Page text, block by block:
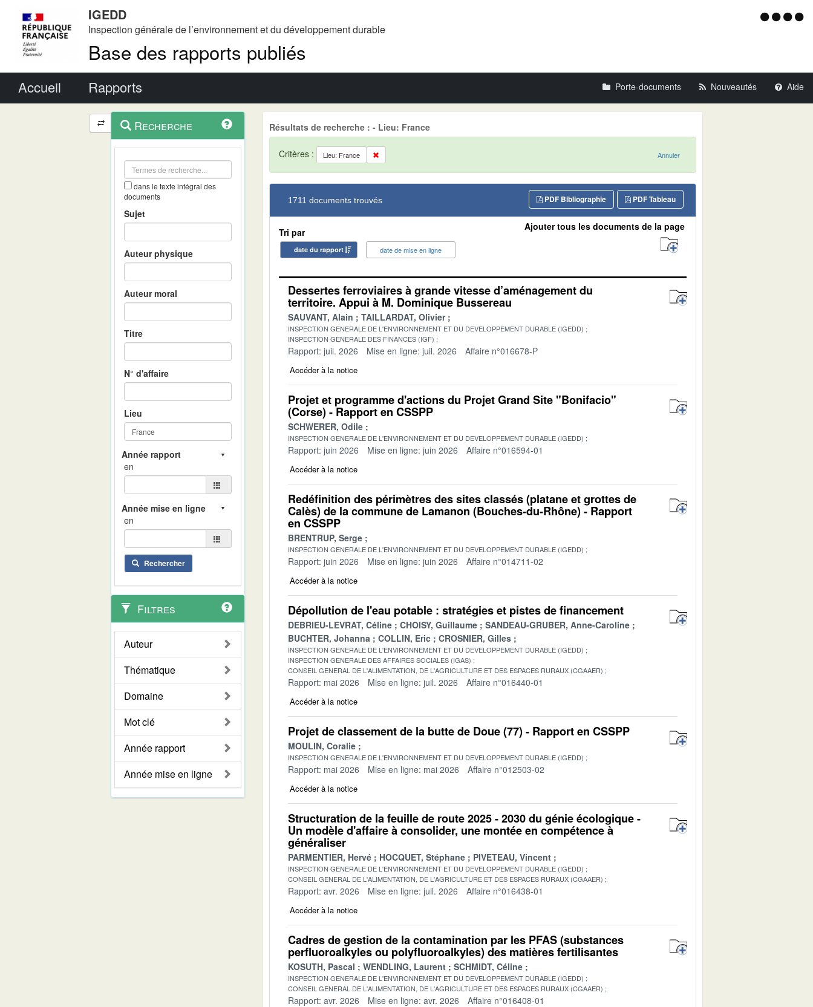
IGEDD
Inspection générale de l’environnement et du développement durable
Base des rapports publiés
Menu
Accueil Rapports Porte-documents Nouveautés Aide
Navigation
et
outils
contextuel
Recherche
dans le texte intégral des
documents
Sujet
Auteur physique
Auteur moral
Titre
N° d'affaire
Lieu
en
en
Rechercher
Filtres
Auteur
Thématique
Domaine
Mot clé
Année rapport
Année mise en ligne
Résultats de recherche : - Lieu: France
Critères : Lieu: France Annuler
1711 documents trouvés PDF Tableau
PDF Bibliographie
Tri par
date du rapport date de mise en ligne
Ajouter tous les documents de la page
Dessertes ferroviaires à grande vitesse d’aménagement du
territoire. Appui à M. Dominique Bussereau
SAUVANT, Alain TAILLARDAT, Olivier
INSPECTION GENERALE DE L'ENVIRONNEMENT ET DU DEVELOPPEMENT DURABLE (IGEDD)
INSPECTION GENERALE DES FINANCES (IGF)
Rapport: juil. 2026 Mise en ligne: juil. 2026 Affaire n°016678-P
Accéder à la notice
Projet et programme d'actions du Projet Grand Site "Bonifacio"
(Corse) - Rapport en CSSPP
SCHWERER, Odile
INSPECTION GENERALE DE L'ENVIRONNEMENT ET DU DEVELOPPEMENT DURABLE (IGEDD)
Rapport: juin 2026 Mise en ligne: juin 2026 Affaire n°016594-01
Accéder à la notice
Redéfinition des périmètres des sites classés (platane et grottes de
Calès) de la commune de Lamanon (Bouches-du-Rhône) - Rapport
en CSSPP
BRENTRUP, Serge
INSPECTION GENERALE DE L'ENVIRONNEMENT ET DU DEVELOPPEMENT DURABLE (IGEDD)
Rapport: juin 2026 Mise en ligne: juin 2026 Affaire n°014711-02
Accéder à la notice
Dépollution de l'eau potable : stratégies et pistes de financement
DEBRIEU-LEVRAT, Céline CHOISY, Guillaume
SANDEAU-GRUBER, Anne-Caroline
BUCHTER, Johanna
COLLIN, Eric CROSNIER, Gilles
INSPECTION GENERALE DE L'ENVIRONNEMENT ET DU DEVELOPPEMENT DURABLE (IGEDD)
INSPECTION GENERALE DES AFFAIRES SOCIALES (IGAS)
CONSEIL GENERAL DE L'ALIMENTATION, DE L'AGRICULTURE ET DES ESPACES RURAUX (CGAAER)
Rapport: mai 2026 Mise en ligne: juil. 2026 Affaire n°016440-01
Accéder à la notice
Projet de classement de la butte de Doue (77) - Rapport en CSSPP
MOULIN, Coralie
INSPECTION GENERALE DE L'ENVIRONNEMENT ET DU DEVELOPPEMENT DURABLE (IGEDD)
Rapport: mai 2026 Mise en ligne: mai 2026 Affaire n°012503-02
Accéder à la notice
Structuration de la feuille de route 2025 - 2030 du génie écologique -
Un modèle d'affaire à consolider, une montée en compétence à
généraliser
PARMENTIER, Hervé HOCQUET, Stéphane PIVETEAU, Vincent
INSPECTION GENERALE DE L'ENVIRONNEMENT ET DU DEVELOPPEMENT DURABLE (IGEDD)
CONSEIL GENERAL DE L'ALIMENTATION, DE L'AGRICULTURE ET DES ESPACES RURAUX (CGAAER)
Rapport: avr. 2026 Mise en ligne: juil. 2026 Affaire n°016438-01
Accéder à la notice
Cadres de gestion de la contamination par les PFAS (substances
perfluoroalkyles ou polyfluoroalkyles) des matières fertilisantes
KOSUTH, Pascal WENDLING, Laurent SCHMIDT, Céline
INSPECTION GENERALE DE L'ENVIRONNEMENT ET DU DEVELOPPEMENT DURABLE (IGEDD)
CONSEIL GENERAL DE L'ALIMENTATION, DE L'AGRICULTURE ET DES ESPACES RURAUX (CGAAER)
Rapport: avr. 2026 Mise en ligne: avr. 2026 Affaire n°016408-01